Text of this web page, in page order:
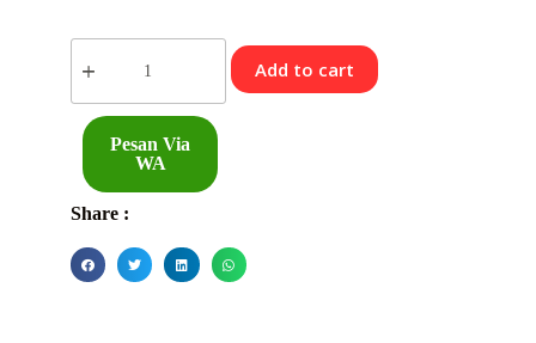
Add to cart
Pesan Via
WA
Share :